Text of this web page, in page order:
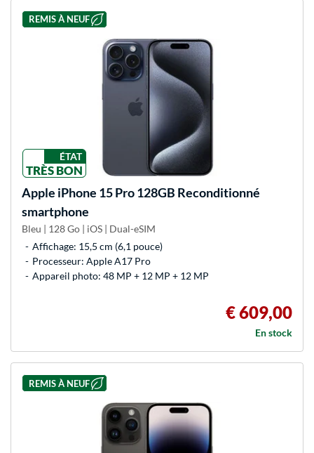
REMIS À NEUF
ÉTAT
TRÈS BON
Apple iPhone 15 Pro 128GB Reconditionné
smartphone
Bleu | 128 Go | iOS | Dual-eSIM
Affichage: 15,5 cm (6,1 pouce)
Processeur: Apple A17 Pro
Appareil photo: 48 MP + 12 MP + 12 MP
€ 609,00
En stock
REMIS À NEUF